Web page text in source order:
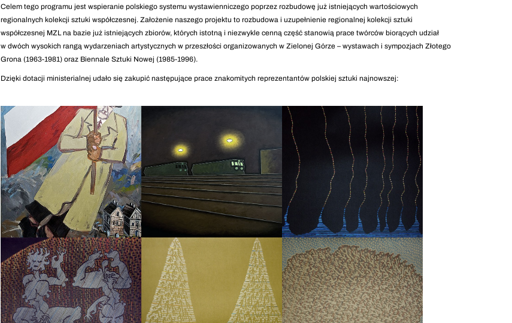
Celem tego programu jest wspieranie polskiego systemu wystawienniczego poprzez rozbudowę już istniejących wartościowych
regionalnych kolekcji sztuki współczesnej. Założenie naszego projektu to rozbudowa i uzupełnienie regionalnej kolekcji sztuki
współczesnej MZL na bazie już istniejących zbiorów, których istotną i niezwykle cenną część stanowią prace twórców biorących udział
w dwóch wysokich rangą wydarzeniach artystycznych w przeszłości organizowanych w Zielonej Górze – wystawach i sympozjach Złotego
Grona (1963-1981) oraz Biennale Sztuki Nowej (1985-1996).
Dzięki dotacji ministerialnej udało się zakupić następujące prace znakomitych reprezentantów polskiej sztuki najnowszej: